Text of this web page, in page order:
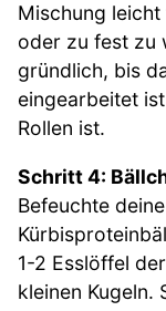
Mischung
oder zu fest zu
gründlich, bis
eingearbeitet
Rollen ist.
Schritt 4:
Befeuchte
1-2 Esslöffel
kleinen Kugeln.